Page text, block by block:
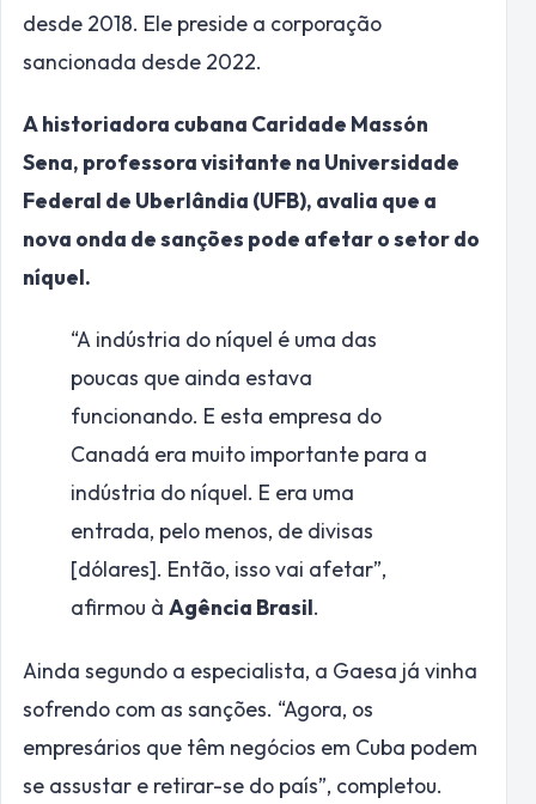
desde 2018. Ele preside a corporação
sancionada desde 2022.
A historiadora cubana Caridade Massón
Sena, professora visitante na Universidade
Federal de Uberlândia (UFB), avalia que a
nova onda de sanções pode afetar o setor do
níquel.
“A indústria do níquel é uma das
poucas que ainda estava
funcionando. E esta empresa do
Canadá era muito importante para a
indústria do níquel. E era uma
entrada, pelo menos, de divisas
[dólares]. Então, isso vai afetar”,
afirmou à Agência Brasil.
Ainda segundo a especialista, a Gaesa já vinha
sofrendo com as sanções. “Agora, os
empresários que têm negócios em Cuba podem
se assustar e retirar-se do país”, completou.